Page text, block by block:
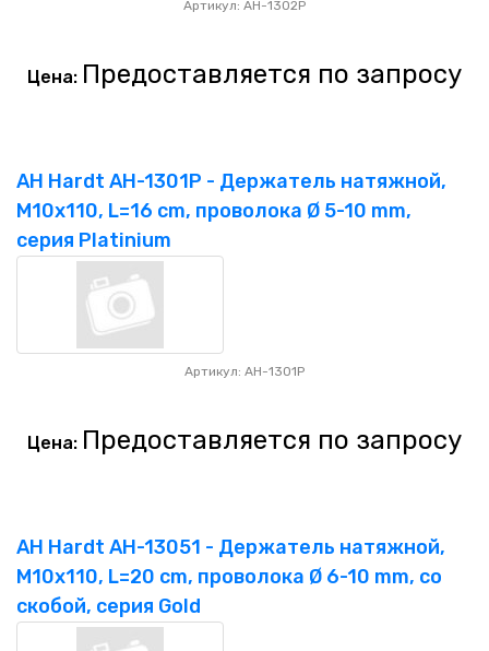
Артикул: AH-1302P
Цена: Предоставляется по запросу
AH Hardt AH-1301P - Держатель натяжной,
M10x110, L=16 cm, проволока Ø 5-10 mm,
серия Platinium
Артикул: AH-1301P
Цена: Предоставляется по запросу
AH Hardt AH-13051 - Держатель натяжной,
M10x110, L=20 cm, проволока Ø 6-10 mm, со
скобой, серия Gold